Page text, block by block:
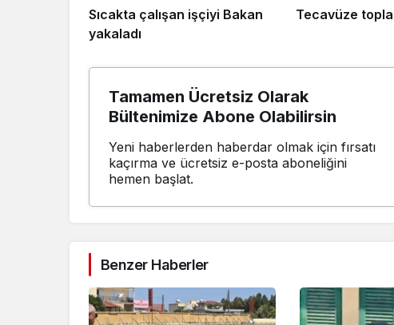
Sıcakta çalışan işçiyi Bakan
yakaladı
Tecavüze
Tamamen Ücretsiz Olarak
Bültenimize Abone Olabilirsin
Yeni haberlerden haberdar olmak için fırsatı
kaçırma ve ücretsiz e-posta aboneliğini
hemen başlat.
Benzer Haberler